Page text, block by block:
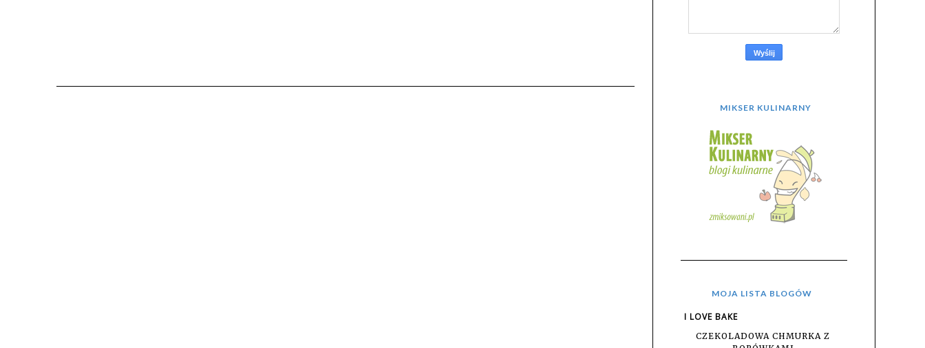
MIKSER KULINARNY
MOJA LISTA BLOGÓW
I LOVE BAKE
CZEKOLADOWA CHMURKA Z